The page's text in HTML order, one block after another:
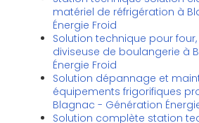
matériel de réfrigération à
Énergie Froid
Solution technique pour
diviseuse de boulangerie à
Énergie Froid
Solution dépannage et
équipements frigorifiques
Blagnac - Génération
Solution complète station